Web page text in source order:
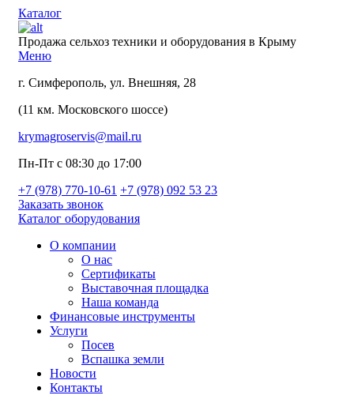
Каталог
Продажа сельхоз техники и оборудования в Крыму
Меню
г. Симферополь, ул. Внешняя, 28
(11 км. Московского шоссе)
krymagroservis@mail.ru
Пн-Пт с 08:30 до 17:00
+7 (978) 770-10-61 +7 (978) 092 53 23
Заказать звонок
Каталог оборудования
О компании
О нас
Сертификаты
Выставочная площадка
Наша команда
Финансовые инструменты
Услуги
Посев
Вспашка земли
Новости
Контакты